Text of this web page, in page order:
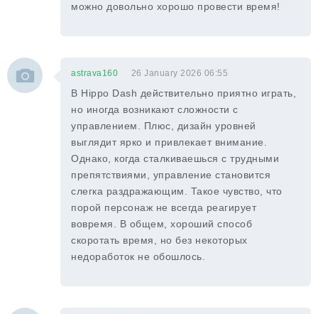
можно довольно хорошо провести время!
astrava160 26 January 2026 06:55
В Hippo Dash действительно приятно играть,
но иногда возникают сложности с
управлением. Плюс, дизайн уровней
выглядит ярко и привлекает внимание.
Однако, когда сталкиваешься с трудными
препятствиями, управление становится
слегка раздражающим. Такое чувство, что
порой персонаж не всегда реагирует
вовремя. В общем, хороший способ
скоротать время, но без некоторых
недоработок не обошлось.